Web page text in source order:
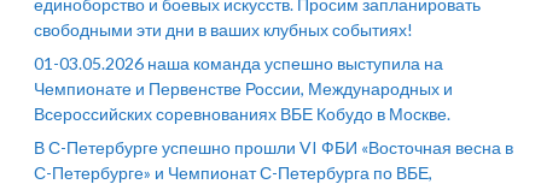
свободными эти дни в ваших клубных событиях!
01-03.05.2026 наша команда успешно выступила на
Чемпионате и Первенстве России, Международных и
Всероссийских соревнованиях ВБЕ Кобудо в Москве.
В С-Петербурге успешно прошли VI ФБИ «Восточная весна в
С-Петербурге» и Чемпионат С-Петербурга по ВБЕ,